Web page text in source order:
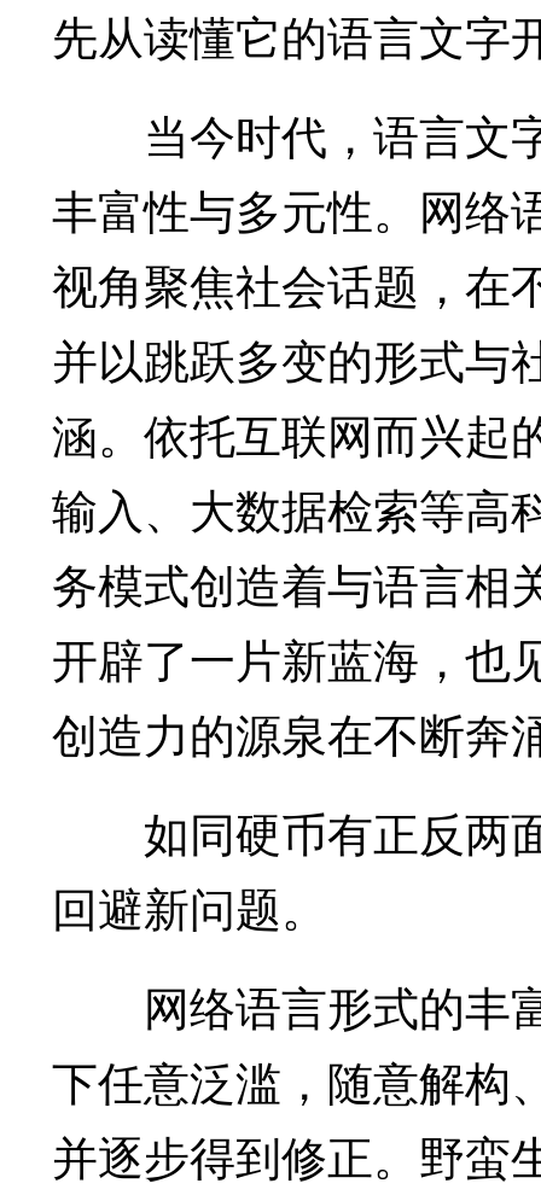
先从读懂它的语言文字
当今时代，语言文
丰富性与多元性。网络
视角聚焦社会话题，在
并以跳跃多变的形式与
涵。依托互联网而兴起
输入、大数据检索等高
务模式创造着与语言相
开辟了一片新蓝海，也
创造力的源泉在不断奔
如同硬币有正反两
回避新问题。
网络语言形式的丰
下任意泛滥，随意解构
并逐步得到修正。野蛮